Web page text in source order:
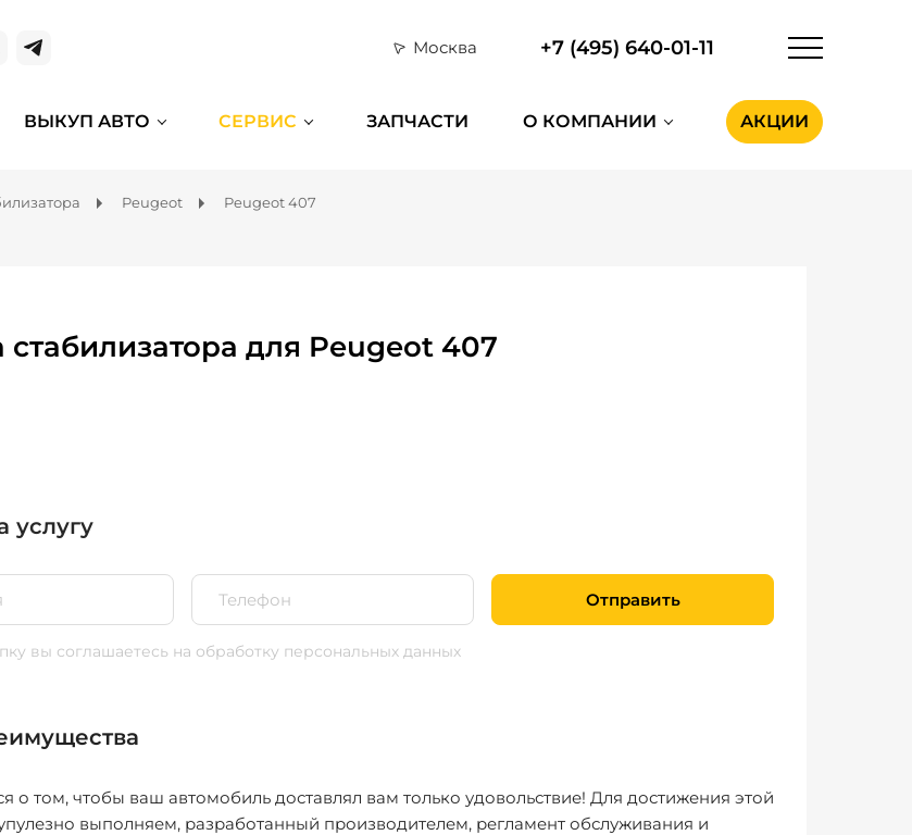
Москва +7 (495) 640-01-11
ВЫКУП АВТО СЕРВИС ЗАПЧАСТИ О КОМПАНИИ АКЦИИ
Peugeot Peugeot 407
стабилизатора для Peugeot 407
услугу
Отправить
вы соглашаетесь на обработку персональных данных
о том, чтобы ваш автомобиль доставлял вам только удовольствие! Для достижения этой
выполняем, разработанный производителем, регламент обслуживания и